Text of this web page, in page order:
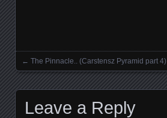
Posts navigation
← The Pinnacle.. (Carstensz Pyramid part 4)
Leave a Reply